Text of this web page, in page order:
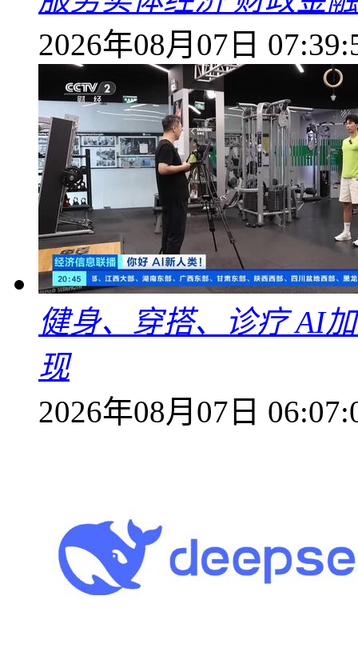
2026年08月07日
健身、穿搭、诊疗 AI
现
2026年08月07日